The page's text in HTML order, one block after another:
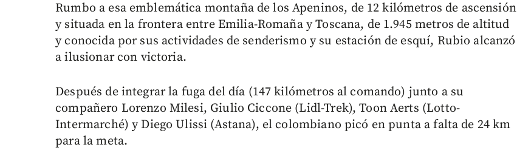
Rumbo a esa emblemática montaña de los Apeninos, de 12 kilómetros de ascensión
y situada en la frontera entre Emilia-Romaña y Toscana, de 1.945 metros de altitud
y conocida por sus actividades de senderismo y su estación de esquí, Rubio alcanzó
a ilusionar con victoria.
Después de integrar la fuga del día (147 kilómetros al comando) junto a su
compañero Lorenzo Milesi, Giulio Ciccone (Lidl-Trek), Toon Aerts (Lotto-
Intermarché) y Diego Ulissi (Astana), el colombiano picó en punta a falta de 24 km
para la meta.